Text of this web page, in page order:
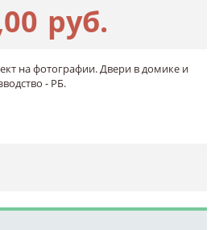
руб.
на фотографии. Двери в домике и
- РБ.